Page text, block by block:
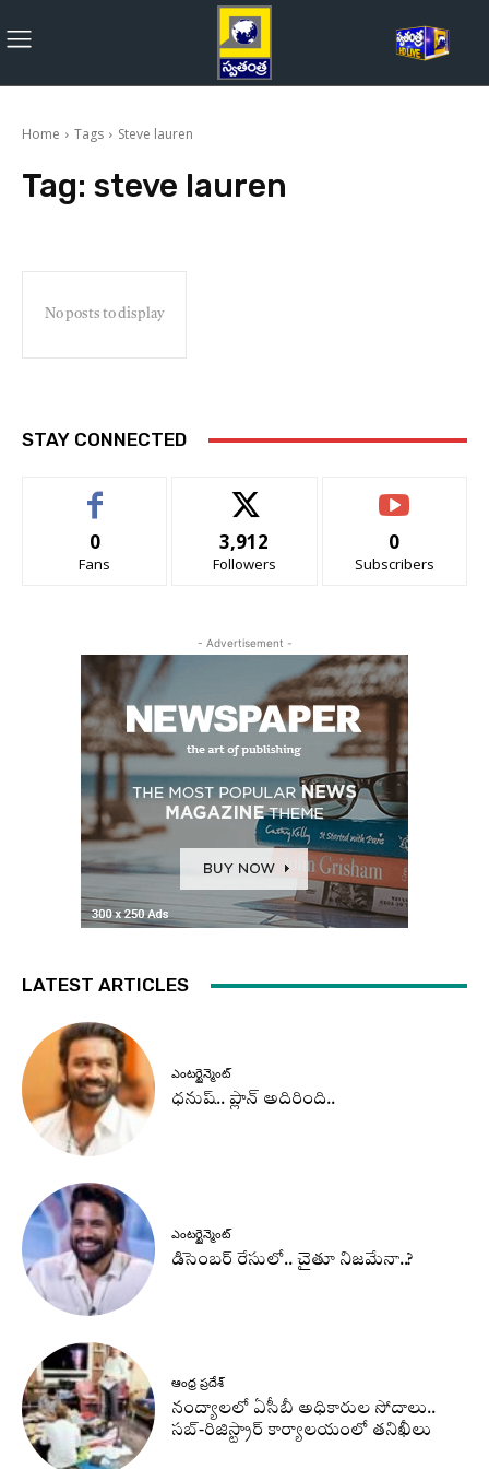
Home Tags Steve lauren
Tag: steve lauren
No posts to display
STAY CONNECTED
0
Fans
3,912
Followers
0
Subscribers
- Advertisement -
LATEST ARTICLES
ఎంటర్టైన్మెంట్
ధనుష్‌.. ప్లాన్ అదిరింది..
ఎంటర్టైన్మెంట్
డిసెంబర్ రేసులో.. చైతూ నిజమేనా..?
ఆంధ్ర ప్రదేశ్
నంద్యాలలో ఏసీబీ అధికారుల సోదాలు..
సబ్-రిజిస్ట్రార్ కార్యాలయంలో తనిఖీలు